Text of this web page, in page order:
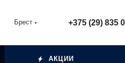
Брест +375 (29) 835
АКЦИИ